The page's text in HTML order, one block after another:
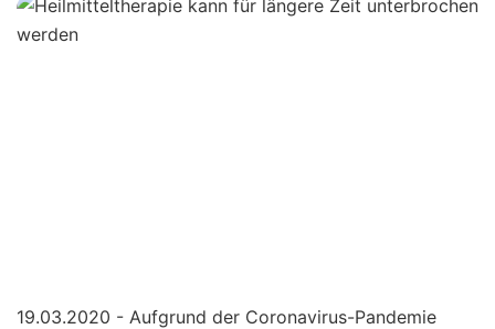
19.03.2020 - Aufgrund der Coronavirus-Pandemie